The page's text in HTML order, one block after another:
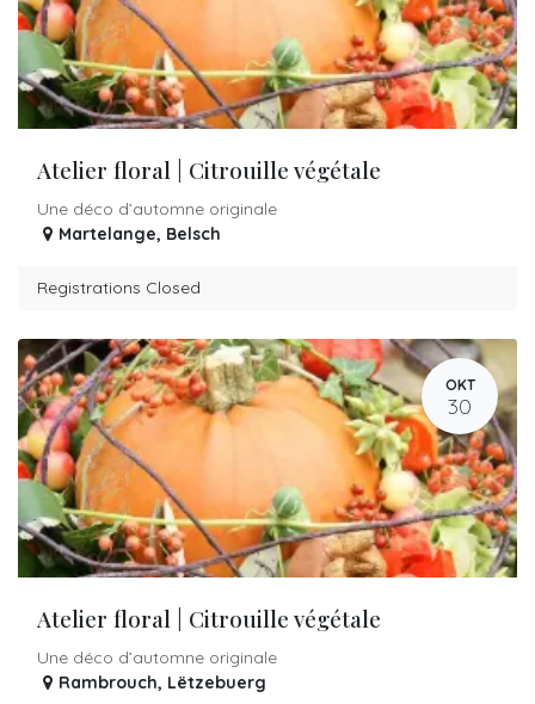
Atelier floral | Citrouille végétale
Une déco d’automne originale
Martelange, Belsch
Registrations Closed
OKT
30
Atelier floral | Citrouille végétale
Une déco d’automne originale
Rambrouch, Lëtzebuerg